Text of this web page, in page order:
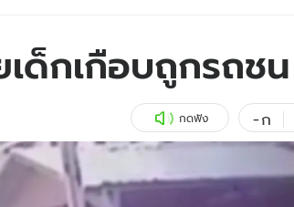
วัยรุ่น
รถยนต์
เที่ยว-กิน
ด็กเกือบถูกรถชน
กดฟัง -ก